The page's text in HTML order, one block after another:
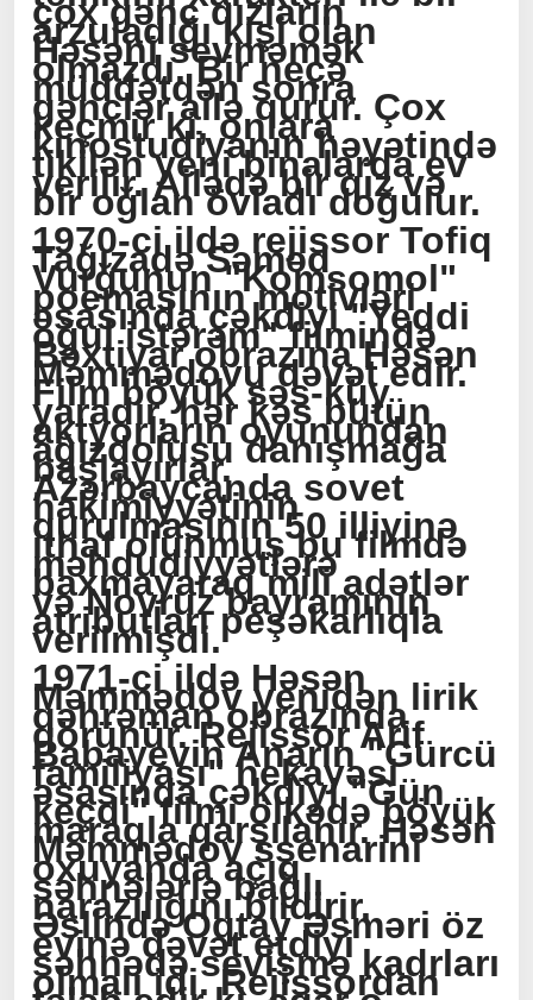
çox gənc qızların
arzuladığı kişi olan
Həsəni sevməmək
olmazdı. Bir neçə
müddətdən sonra
gənclər ailə qurur. Çox
keçmir ki, onlara
kinostudiyanın həyətində
tikilən yeni binalarda ev
verilir. Ailədə bir qız və
bir oğlan övladı doğulur.
1970-ci ildə rejissor Tofiq
Tağızadə Səməd
Vurğunun "Komsomol"
poemasının motivləri
əsasında çəkdiyi "Yeddi
oğul istərəm" filmində
Bəxtiyar obrazına Həsən
Məmmədovu dəvət edir.
Film böyük səs-küy
yaradır, hər kəs bütün
aktyorların oyunundan
ağızdolusu danışmağa
başlayırlar.
Azərbaycanda sovet
hakimiyyətinin
qurulmasının 50 illiyinə
ithaf olunmuş bu filmdə
məhdudiyyətlərə
baxmayaraq mili adətlər
və Novruz bayramının
atributları peşəkarlıqla
verilmişdi.
1971-ci ildə Həsən
Məmmədov yenidən lirik
qəhrəman obrazında
görünür. Rejissor Arif
Babayevin Anarın "Gürcü
familiyası" hekayəsi
əsasında çəkdiyi "Gün
keçdi" filmi ölkədə böyük
maraqla qarşılanır. Həsən
Məmmədov ssenarini
oxuyanda açıq
səhnələrlə bağlı
narazılığını bildirir.
Əslində Oqtay Əsməri öz
evinə dəvət etdiyi
səhnədə sevişmə kadrları
olmalı idi. Rejissordan